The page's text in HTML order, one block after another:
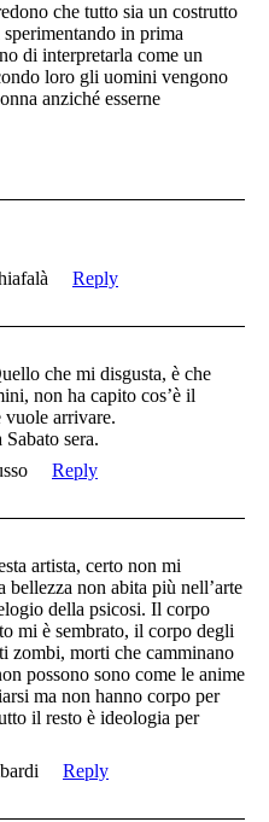
che tutto sia un costrutto
in prima
di interpretarla come un
loro gli uomini vengono
anziché esserne
Reply
che mi disgusta, è che
non ha capito cos’è il
vuole arrivare.
sera.
Reply
artista, certo non mi
bellezza non abita più nell’arte
della psicosi. Il corpo
mi è sembrato, il corpo degli
zombi, morti che camminano
possono sono come le anime
ma non hanno corpo per
il resto è ideologia per
Reply